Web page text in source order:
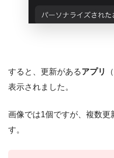
すると、更新があるアプリ
表示されました。
画像では1個ですが、複数更
す。